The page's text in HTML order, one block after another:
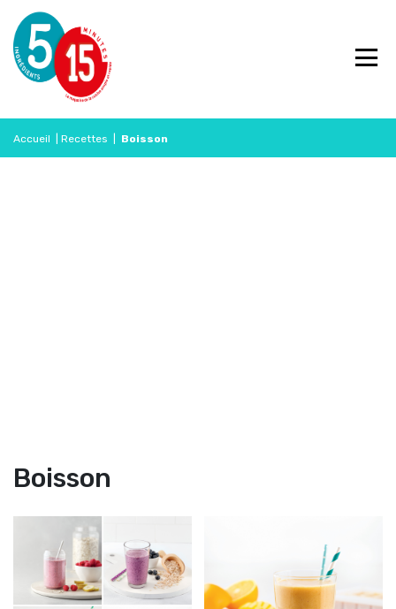
Accueil Recettes Boisson
Boisson